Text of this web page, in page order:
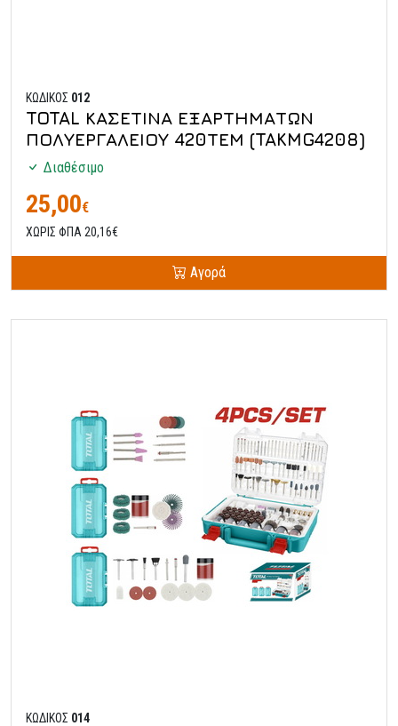
ΚΩΔΙΚΟΣ 012
TOTAL ΚΑΣΕΤΙΝΑ ΕΞΑΡΤΗΜΑΤΩΝ
ΠΟΛΥΕΡΓΑΛΕΙΟΥ 420ΤΕΜ (TAKMG4208)
Διαθέσιμο
25,00€
ΧΩΡΙΣ ΦΠΑ 20,16€
Αγορά
ΚΩΔΙΚΟΣ 014